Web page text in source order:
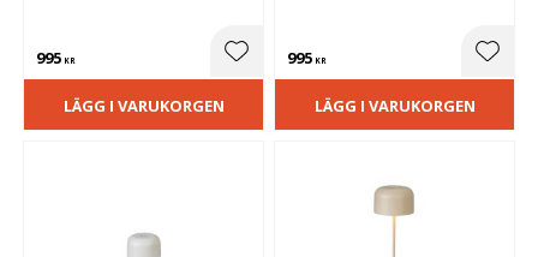
995 KR Lägg till i favoriter
LÄGG I VARUKORGEN
995 KR
LÄGG I VARUKORGEN